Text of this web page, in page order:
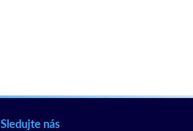
Sledujte nás